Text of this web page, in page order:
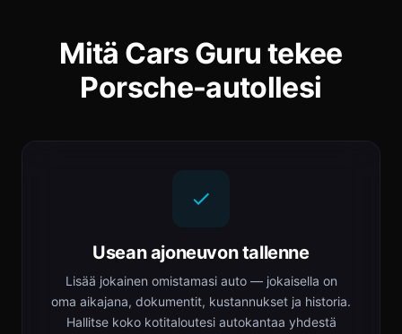
Mitä Cars Guru tekee
Porsche-autollesi
Usean ajoneuvon tallenne
Lisää jokainen omistamasi auto — jokaisella on
oma aikajana, dokumentit, kustannukset ja historia.
Hallitse koko kotitaloutesi autokantaa yhdestä